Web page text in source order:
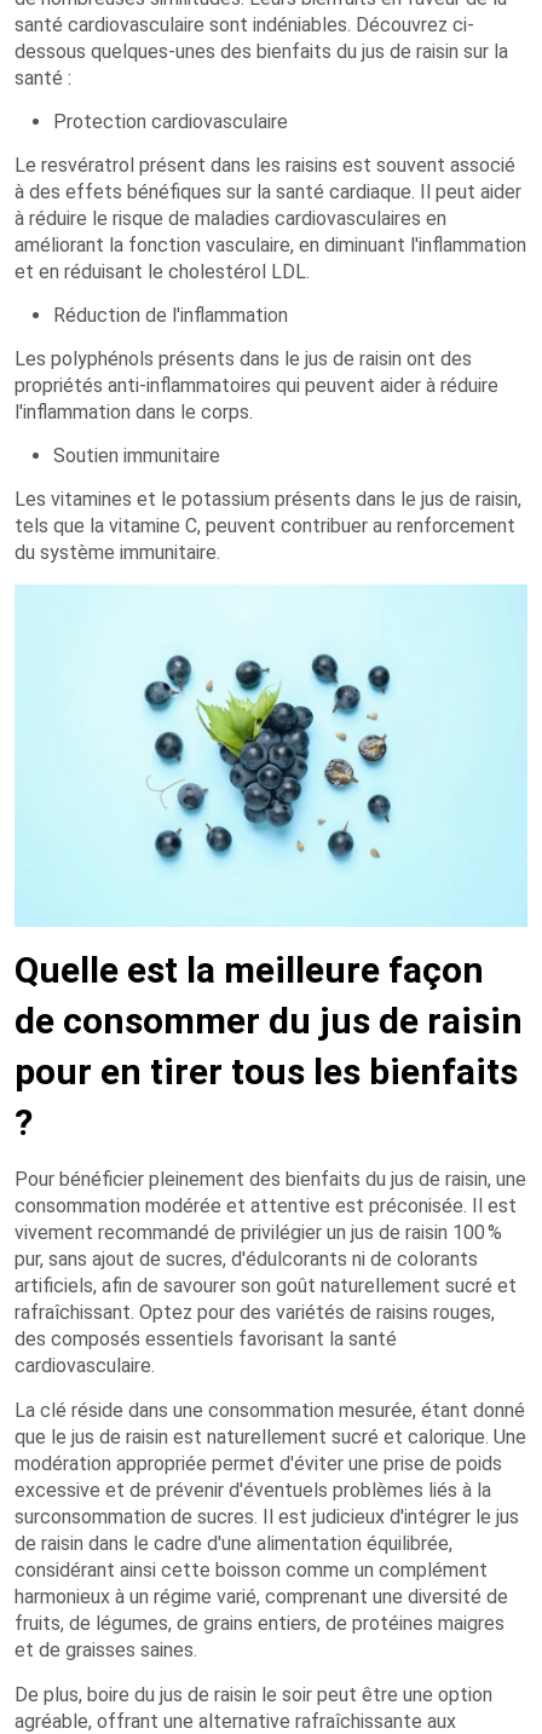
santé cardiovasculaire sont indéniables. Découvrez ci-
dessous quelques-unes des bienfaits du jus de raisin sur la
santé :
Protection cardiovasculaire
Le resvératrol présent dans les raisins est souvent associé
à des effets bénéfiques sur la santé cardiaque. Il peut aider
à réduire le risque de maladies cardiovasculaires en
améliorant la fonction vasculaire, en diminuant l'inflammation
et en réduisant le cholestérol LDL.
Réduction de l'inflammation
Les polyphénols présents dans le jus de raisin ont des
propriétés anti-inflammatoires qui peuvent aider à réduire
l'inflammation dans le corps.
Soutien immunitaire
Les vitamines et le potassium présents dans le jus de raisin,
tels que la vitamine C, peuvent contribuer au renforcement
du système immunitaire.
Quelle est la meilleure façon
de consommer du jus de raisin
pour en tirer tous les bienfaits
?
Pour bénéficier pleinement des bienfaits du jus de raisin, une
consommation modérée et attentive est préconisée. Il est
vivement recommandé de privilégier un jus de raisin 100 %
pur, sans ajout de sucres, d'édulcorants ni de colorants
artificiels, afin de savourer son goût naturellement sucré et
rafraîchissant. Optez pour des variétés de raisins rouges,
des composés essentiels favorisant la santé
cardiovasculaire.
La clé réside dans une consommation mesurée, étant donné
que le jus de raisin est naturellement sucré et calorique. Une
modération appropriée permet d'éviter une prise de poids
excessive et de prévenir d'éventuels problèmes liés à la
surconsommation de sucres. Il est judicieux d'intégrer le jus
de raisin dans le cadre d'une alimentation équilibrée,
considérant ainsi cette boisson comme un complément
harmonieux à un régime varié, comprenant une diversité de
fruits, de légumes, de grains entiers, de protéines maigres
et de graisses saines.
De plus, boire du jus de raisin le soir peut être une option
agréable, offrant une alternative rafraîchissante aux